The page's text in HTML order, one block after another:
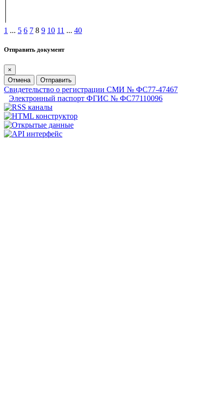
1 ... 5 6 7 8 9 10 11 ... 40
Отправить документ
×
Отмена
Отправить
Свидетельство о регистрации СМИ № ФС77-47467
Электронный паспорт ФГИС № ФС77110096